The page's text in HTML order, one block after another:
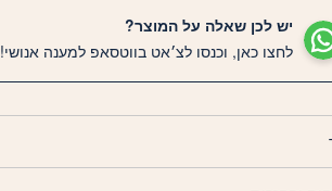
יש לכן שאלה על המוצר?
לחצו כאן, וכנסו לצ׳אט בווטסאפ למענה אנושי!